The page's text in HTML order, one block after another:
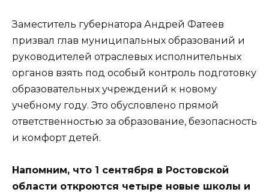
Заместитель губернатора Андрей Фатеев
призвал глав муниципальных образований и
руководителей отраслевых исполнительных
органов взять под особый контроль подготовку
образовательных учреждений к новому
учебному году. Это обусловлено прямой
ответственностью за образование, безопасность
и комфорт детей.
Напомним, что 1 сентября в Ростовской
области откроются четыре новые школы и